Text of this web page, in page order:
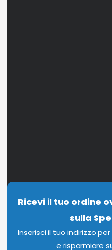
Ricevi il tuo ordine
sulla
Inserisci il tuo indirizzo
e risparmiare